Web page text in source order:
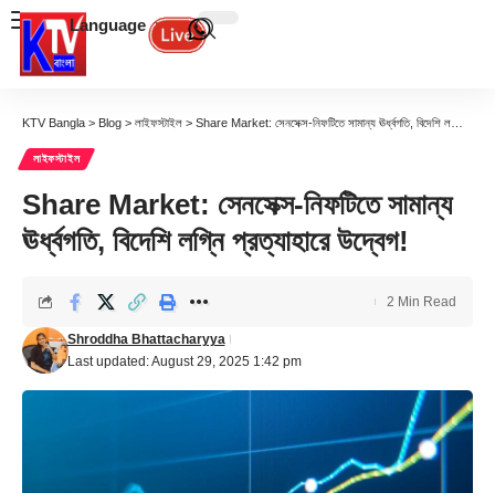
Language
KTV Bangla > Blog > লাইফস্টাইল > Share Market: সেনসেক্স-নিফটিতে সামান্য ঊর্ধ্বগতি, বিদেশি লগ্নি প্রত্যাহারে উদ্বেগ!
লাইফস্টাইল
Share Market: সেনসেক্স-নিফটিতে সামান্য
ঊর্ধ্বগতি, বিদেশি লগ্নি প্রত্যাহারে উদ্বেগ!
Last updated: August 29, 2025 1:42 pm
Shroddha Bhattacharyya
2 Min Read